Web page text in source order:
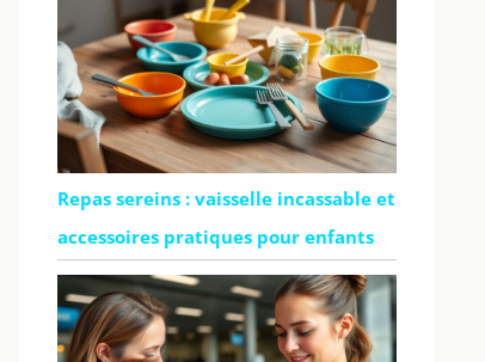
Repas sereins : vaisselle incassable et
accessoires pratiques pour enfants